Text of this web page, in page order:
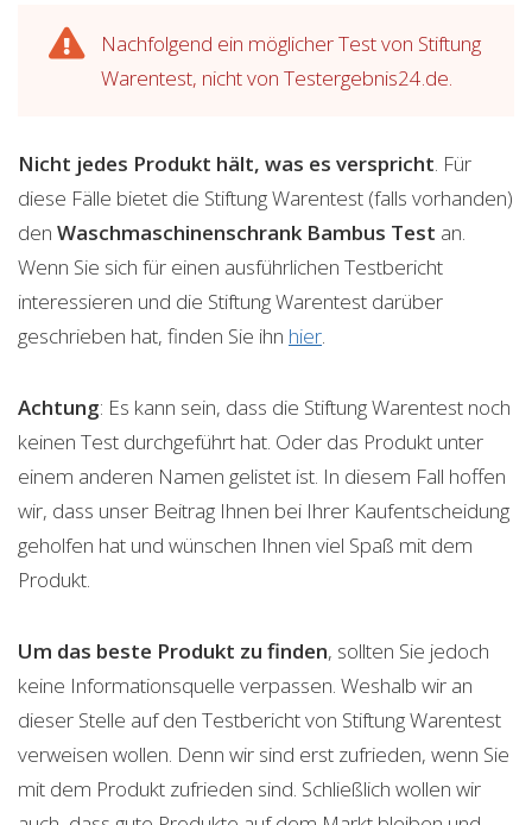
Nachfolgend ein möglicher Test von Stiftung
Warentest, nicht von Testergebnis24.de.
Nicht jedes Produkt hält, was es verspricht. Für
diese Fälle bietet die Stiftung Warentest (falls vorhanden)
den Waschmaschinenschrank Bambus Test an.
Wenn Sie sich für einen ausführlichen Testbericht
interessieren und die Stiftung Warentest darüber
geschrieben hat, finden Sie ihn hier.
Achtung: Es kann sein, dass die Stiftung Warentest noch
keinen Test durchgeführt hat. Oder das Produkt unter
einem anderen Namen gelistet ist. In diesem Fall hoffen
wir, dass unser Beitrag Ihnen bei Ihrer Kaufentscheidung
geholfen hat und wünschen Ihnen viel Spaß mit dem
Produkt.
Um das beste Produkt zu finden, sollten Sie jedoch
keine Informationsquelle verpassen. Weshalb wir an
dieser Stelle auf den Testbericht von Stiftung Warentest
verweisen wollen. Denn wir sind erst zufrieden, wenn Sie
mit dem Produkt zufrieden sind. Schließlich wollen wir